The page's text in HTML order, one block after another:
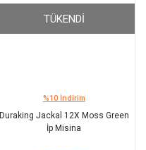
TÜKENDI
%10 İndirim
Duraking Jackal 12X Moss Green
İp Misina